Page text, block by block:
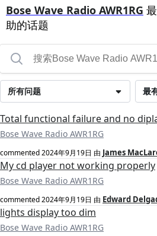
Bose Wave Radio AWR1RG
助的话题
最
所有问题
Total functional failure and no
Bose Wave Radio AWR1RG
commented2024年9月19日 由 James
My cd player not working properly
Bose Wave Radio AWR1RG
commented2024年9月19日 由 Edward
lights display too dim
Bose Wave Radio AWR1RG